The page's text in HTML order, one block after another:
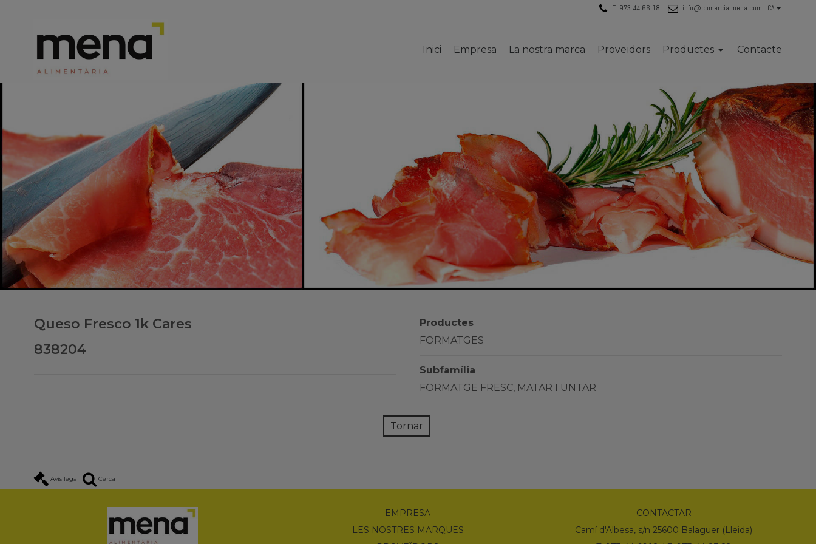
T. 973 44 66 18 info@comercialmena.com CA
Inici Empresa La nostra marca Proveïdors Productes Contacte
Queso Fresco 1k Cares
838204
Productes
FORMATGES
Subfamília
FORMATGE FRESC, MATAR I UNTAR
Tornar
Avís legal Cerca
EMPRESA
LES NOSTRES MARQUES
CONTACTAR
Camí d'Albesa, s/n 25600 Balaguer (Lleida)